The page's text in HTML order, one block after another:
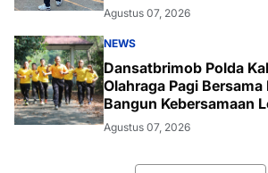
Agustus 07, 2026
NEWS
Dansatbrimob Polda
Olahraga Pagi Bersama
Bangun Kebersamaan
Bukit Baranahu
Agustus 07, 2026